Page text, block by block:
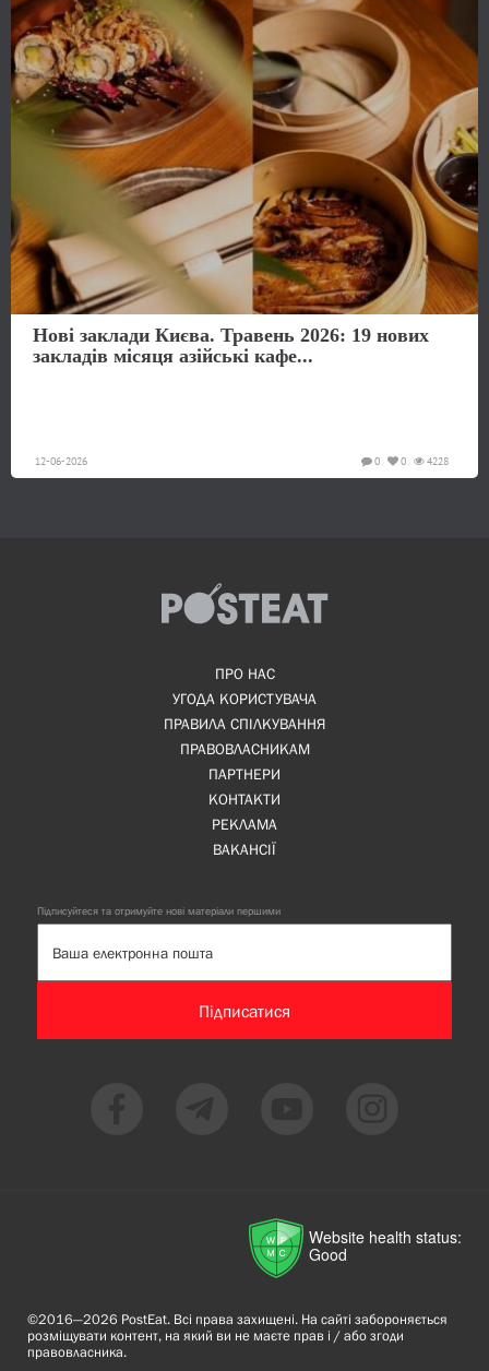
Нові заклади Києва. Травень 2026: 19 нових
закладів місяця азійські кафе...
12-06-2026 4228
0
0
ПРО НАС
УГОДА КОРИСТУВАЧА
ПРАВИЛА СПІЛКУВАННЯ
ПРАВОВЛАСНИКАМ
ПАРТНЕРИ
КОНТАКТИ
РЕКЛАМА
ВАКАНСІЇ
Підписуйтеся та отримуйте нові матеріали першими
Підписатися
Website health status:
Good
©2016—2026 PostEat. Всі права захищені. На сайті забороняється
розміщувати контент, на який ви не маєте прав і / або згоди
правовласника.